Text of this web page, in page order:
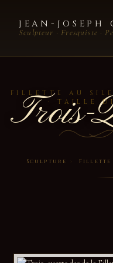
JEAN-JOSEPH
Sculpteur · Fresquiste ·
FILLETTE AU
· TAILLE
Trois-
Sculpture › Fillette